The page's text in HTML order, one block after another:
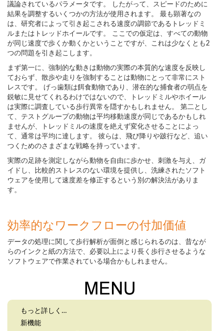
議論されているパラメータです。 したがって、スピードのために
結果を調整するいくつかの方法が使用されます。 最も顕著なの
は、研究者によって引き起こされる速度の調節であるトレッドミ
ルまたはトレッドホイールです。 ここでの仮定は、すべての動物
が同じ速度で歩くか動くかということですが、これは少なくとも2
つの問題を引き起こします。
まず第一に、強制的な動きは動物の実際の本質的な速度を反映し
ておらず、散歩や走りを強制することは動物にとって非常にスト
レスです。 げっ歯類は餌食動物であり、潜在的な捕食者の弱点を
鋭敏に見せてくれるわけではないので、トレッドミルやホイール
は実際に調査している歩行異常を隠すかもしれません。 第二とし
て、テストグループの動物は平均移動速度が同じであるかもしれ
ませんが、トレッドミルの速度を絶えず変化させることによっ
て、通常は平均に達します。 彼らは、飛び降りや跛行など、追い
つくためのさまざまな戦略を持っています。
実際の足跡を測定しながら動物を自由に歩かせ、刺激を与え、ガ
イドし、比較的ストレスのない環境を提供し、洗練されたソフト
ウェアを使用して速度差を修正するという別の解決法がありま
す。
効率的なワークフローの付加価値
データの処理に関して歩行解析が面倒と感じられるのは、昔なが
らのインクと紙の方法で、必要以上により長く歩行させるような
ソフトウェアで作業されている場合かもしれません。
もっと詳しく…
新機能